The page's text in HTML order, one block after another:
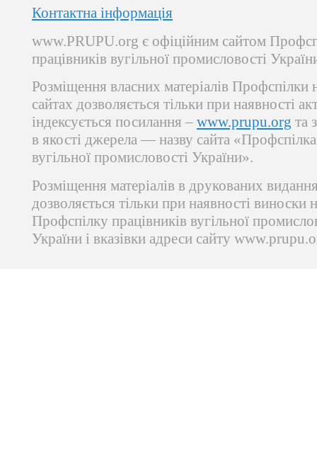
Контактна інформація
www.PRUPU.org є офіційним сайтом
працівників вугільної промисловості
Розміщення власних матеріалів Профспілки
сайтах дозволяється тільки при наявності
індексується посилання – www.prupu.org та
в якості джерела — назву сайта «Профспілка
вугільної промисловості України».
Розміщення матеріалів в друкованих
дозволяється тільки при наявності виноски
Профспілку працівників вугільної
України і вказівки адреси сайту